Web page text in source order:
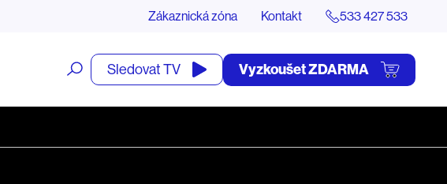
Zákaznická zóna Kontakt 533 427 533
Otevřít
vyhledávání
Sledovat TV Vyzkoušet ZDARMA